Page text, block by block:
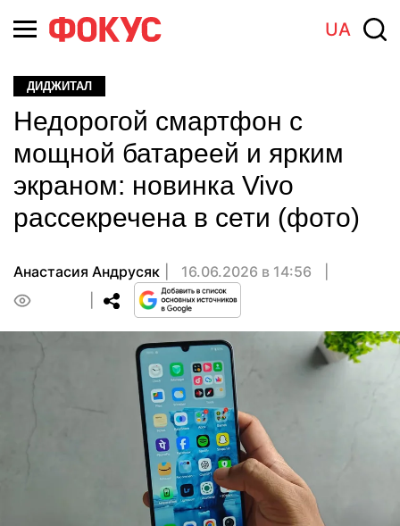
UA
ДИДЖИТАЛ
Недорогой смартфон с
мощной батареей и ярким
экраном: новинка Vivo
рассекречена в сети (фото)
Анастасия Андрусяк
16.06.2026 в 14:56